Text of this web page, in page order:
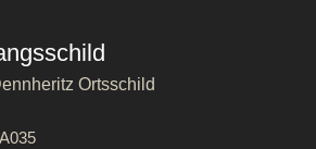
Ortsschild